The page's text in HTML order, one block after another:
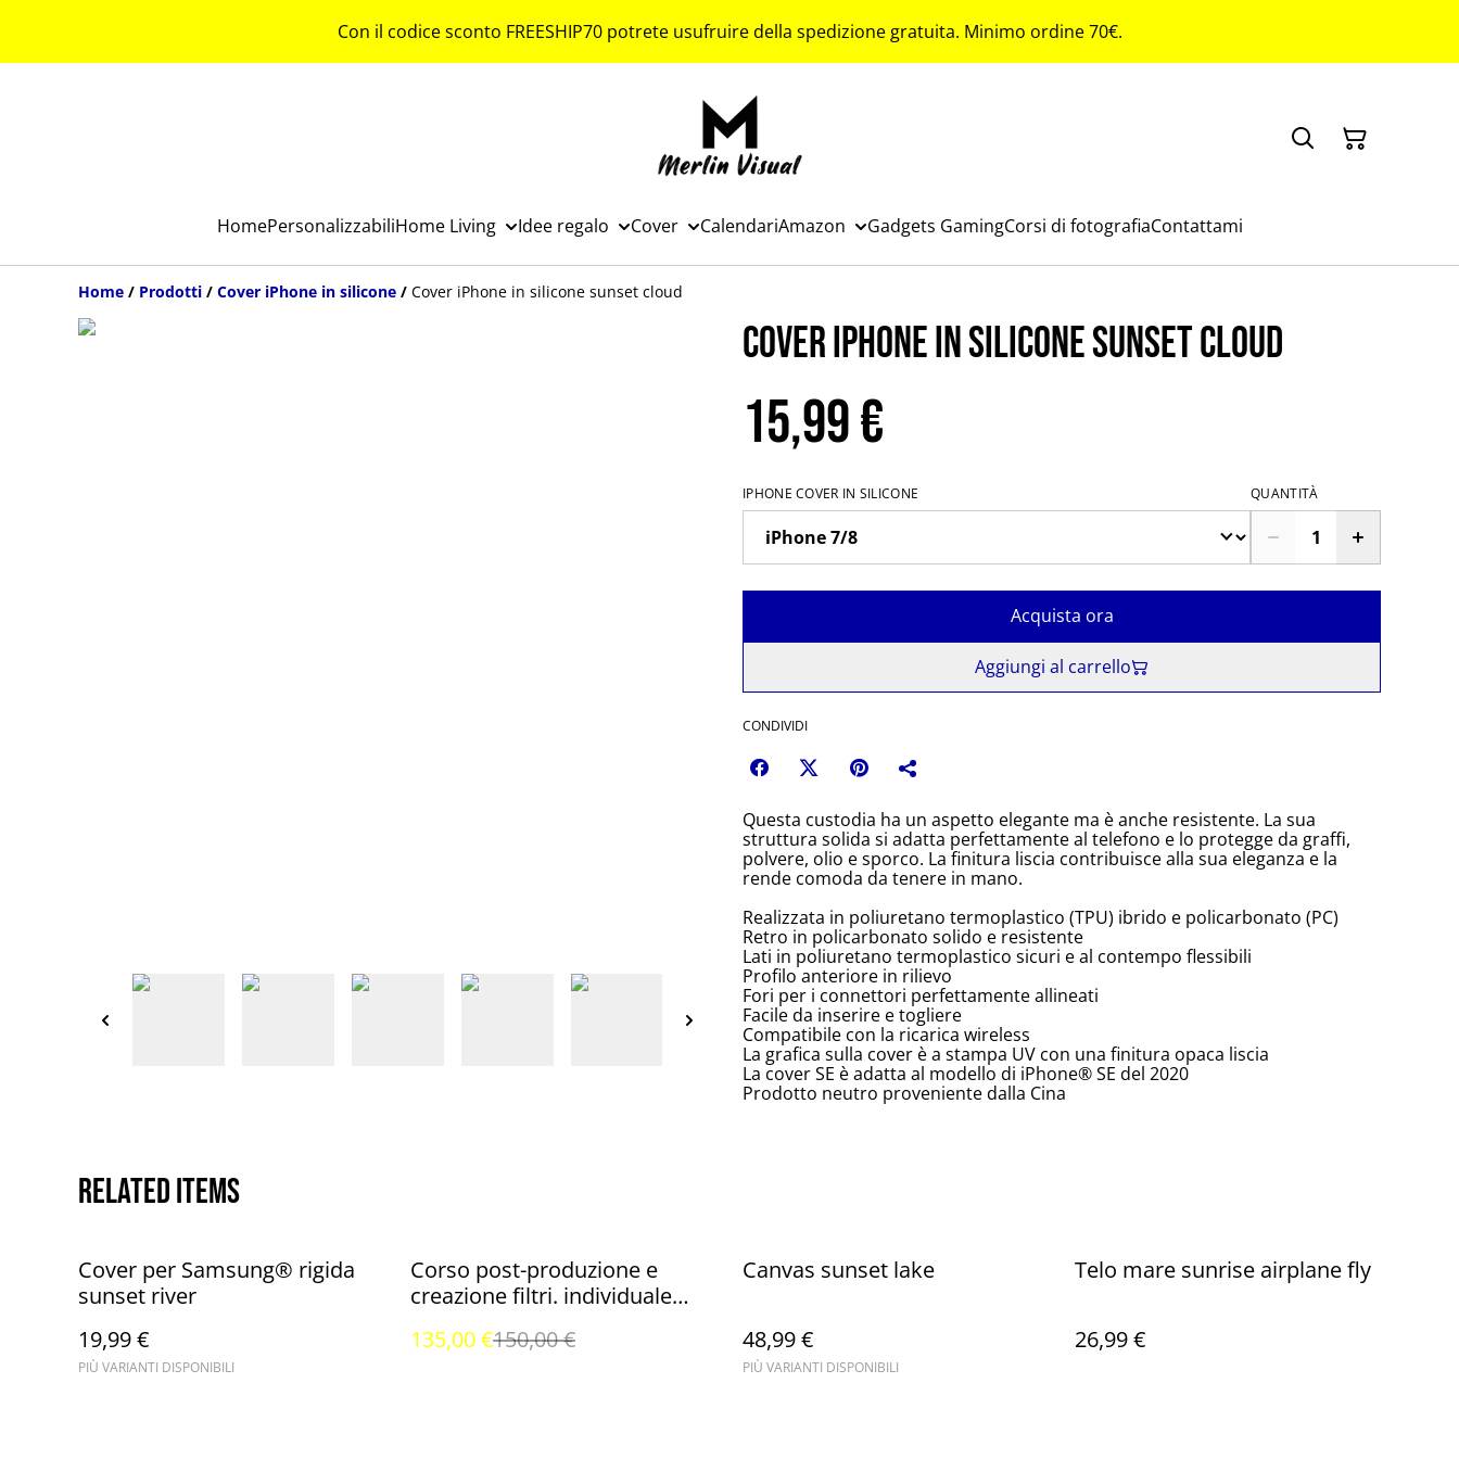
Con il codice sconto FREESHIP70 potrete usufruire della spedizione gratuita. Minimo ordine 70€.
HomePersonalizzabiliHome Living Idee regalo Cover CalendariAmazon Gadgets GamingCorsi di fotografiaContattami
Home / Prodotti / Cover iPhone in silicone / Cover iPhone in silicone sunset cloud
Cover iPhone in silicone sunset cloud
15,99 €
IPHONE COVER IN SILICONE QUANTITÀ
Acquista ora
Aggiungi al carrello
CONDIVIDI
Questa custodia ha un aspetto elegante ma è anche resistente. La sua
struttura solida si adatta perfettamente al telefono e lo protegge da graffi,
polvere, olio e sporco. La finitura liscia contribuisce alla sua eleganza e la
rende comoda da tenere in mano.
Realizzata in poliuretano termoplastico (TPU) ibrido e policarbonato (PC)
Retro in policarbonato solido e resistente
Lati in poliuretano termoplastico sicuri e al contempo flessibili
Profilo anteriore in rilievo
Fori per i connettori perfettamente allineati
Facile da inserire e togliere
Compatibile con la ricarica wireless
La grafica sulla cover è a stampa UV con una finitura opaca liscia
La cover SE è adatta al modello di iPhone® SE del 2020
Prodotto neutro proveniente dalla Cina
Related items
Cover per Samsung® rigida
sunset river
19,99 €
PIÙ VARIANTI DISPONIBILI
%
Corso post-produzione e
creazione filtri. individuale
135,00 €150,00 €
Canvas sunset lake
48,99 €
PIÙ VARIANTI DISPONIBILI
Telo mare sunrise airplane fly
26,99 €